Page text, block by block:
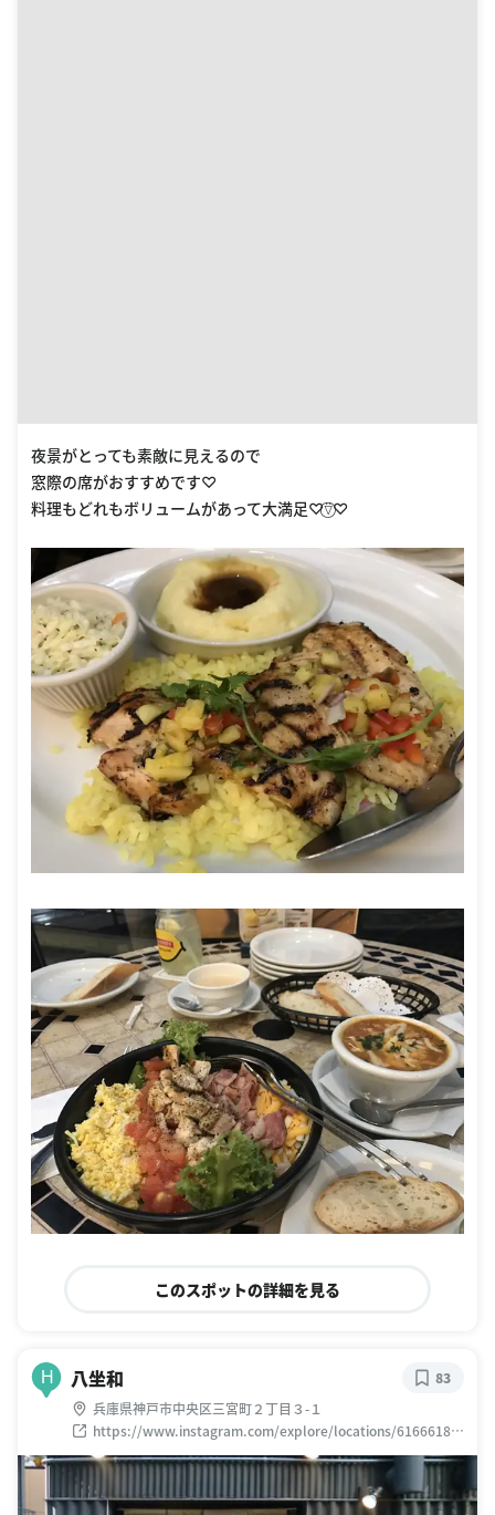
夜景がとっても素敵に見えるので
窓際の席がおすすめです♡
料理もどれもボリュームがあって大満足♡⍢⃝♡
このスポットの詳細を見る
H 八坐和
兵庫県神戸市中央区三宮町２丁目３-１
https://www.instagram.com/explore/locations/61666183
1
83